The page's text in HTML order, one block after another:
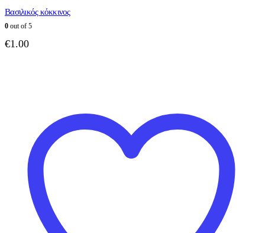
Βασιλικός κόκκινος
0 out of 5
€1.00